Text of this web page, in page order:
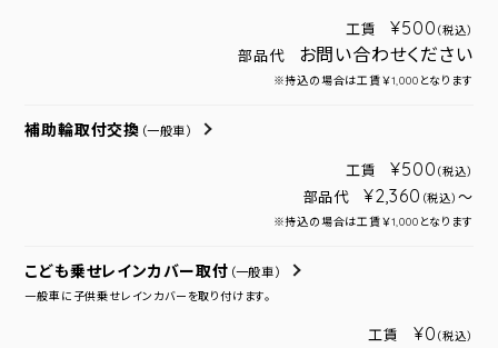
工賃 ¥500 （税込）
部品代 お問い合わせください
※持込の場合は工賃￥1,000となります
補助輪取付交換 （一般車）
工賃 ¥500 （税込）
部品代 ¥2,360 （税込） ～
※持込の場合は工賃￥1,000となります
こども乗せレインカバー取付 （一般車）
一般車に子供乗せレインカバーを取り付けます。
工賃 ¥0 （税込）